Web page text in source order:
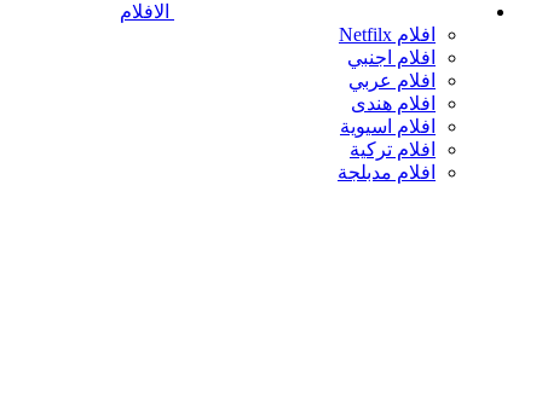
الافلام
افلام Netfilx
افلام اجنبي
افلام عربي
افلام هندى
افلام اسيوية
افلام تركية
افلام مدبلجة